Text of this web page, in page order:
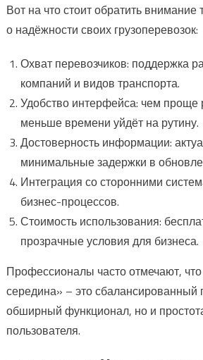
Вот на что стоит обратить внимание
о надёжности своих грузоперевозок:
Охват перевозчиков: поддержка
компаний и видов транспорта.
Удобство интерфейса: чем проще
меньше времени уйдёт на рутину.
Достоверность информации:
минимальные задержки в
Интеграция со сторонними
бизнес-процессов.
Стоимость использования:
прозрачные условия для бизнеса.
Профессионалы часто отмечают, что
середина» – это сбалансированный
обширный функционал, но и
пользователя.